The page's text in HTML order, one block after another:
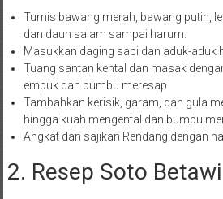
Tumis bawang merah, bawang putih,
dan daun salam sampai harum.
Masukkan daging sapi dan aduk-aduk
Tuang santan kental dan masak
empuk dan bumbu meresap.
Tambahkan kerisik, garam, dan gula
hingga kuah mengental dan bumbu
Angkat dan sajikan Rendang dengan
2. Resep Soto Betawi